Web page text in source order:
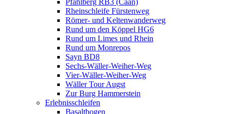
Pfahlberg RB3 (Caan)
Rheinschleife Fürstenweg
Römer- und Keltenwanderweg
Rund um den Köppel HG6
Rund um Limes und Rhein
Rund um Monrepos
Sayn BD8
Sechs-Wäller-Weiher-Weg
Vier-Wäller-Weiher-Weg
Wäller Tour Augst
Zur Burg Hammerstein
Erlebnisschleifen
Basaltbogen